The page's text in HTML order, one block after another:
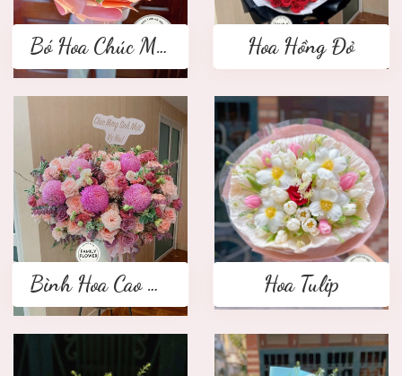
Bó Hoa Chúc Mừng Hoa Hồng Đỏ
Bình Hoa Cao Cấp Hoa Tulip